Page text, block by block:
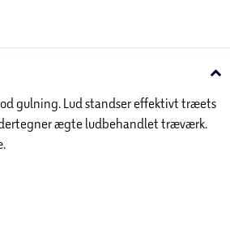
keyboard_arrow_down
gulning. Lud standser effektivt træets
ægte ludbehandlet træværk.